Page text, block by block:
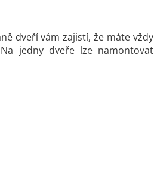
dveří vám zajistí, že máte vždy
jedny dveře lze namontovat